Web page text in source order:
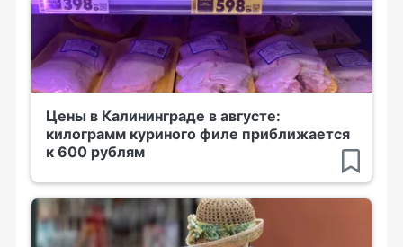
Цены в Калининграде в августе:
килограмм куриного филе приближается
к 600 рублям